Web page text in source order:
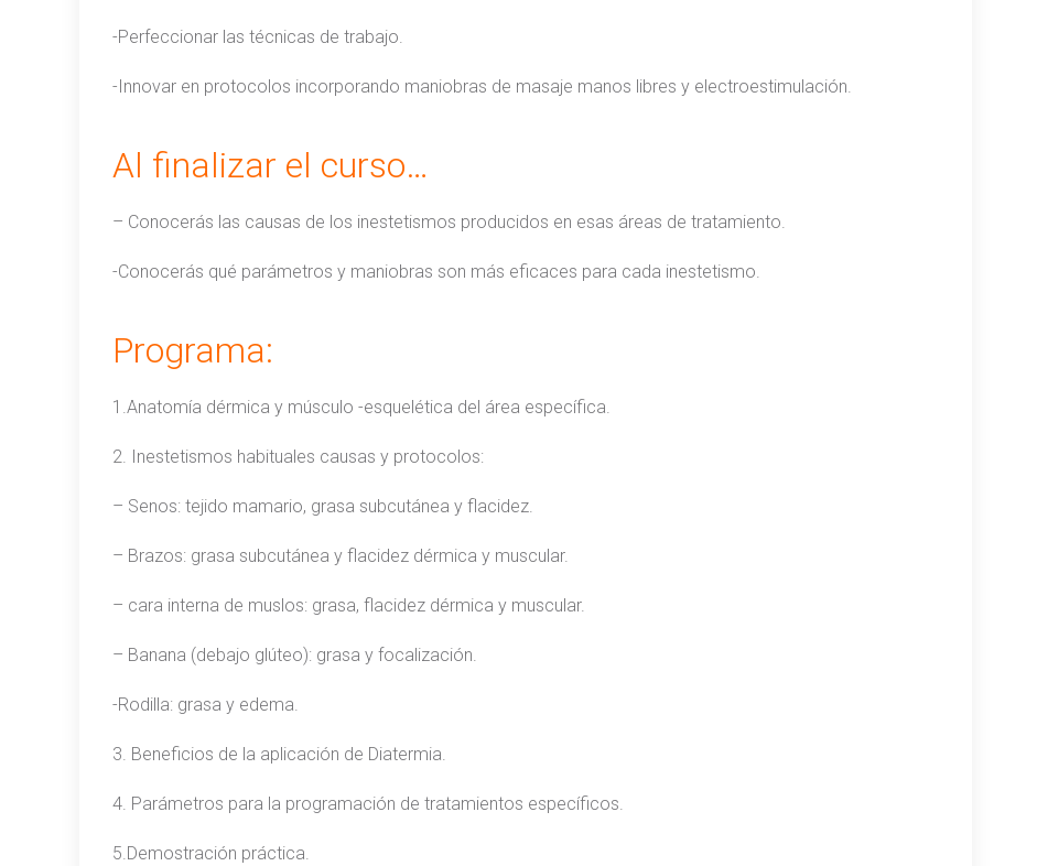
-Perfeccionar las técnicas de trabajo.
-Innovar en protocolos incorporando maniobras de masaje manos libres y electroestimulación.
Al finalizar el curso…
– Conocerás las causas de los inestetismos producidos en esas áreas de tratamiento.
-Conocerás qué parámetros y maniobras son más eficaces para cada inestetismo.
Programa:
1.Anatomía dérmica y músculo -esquelética del área específica.
2. Inestetismos habituales causas y protocolos:
– Senos: tejido mamario, grasa subcutánea y flacidez.
– Brazos: grasa subcutánea y flacidez dérmica y muscular.
– cara interna de muslos: grasa, flacidez dérmica y muscular.
– Banana (debajo glúteo): grasa y focalización.
-Rodilla: grasa y edema.
3. Beneficios de la aplicación de Diatermia.
4. Parámetros para la programación de tratamientos específicos.
5.Demostración práctica.